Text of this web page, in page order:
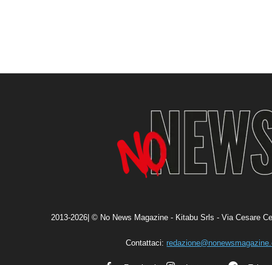
2013-2026| © No News Magazine - Kitabu Srls - Via Cesare
Contattaci: